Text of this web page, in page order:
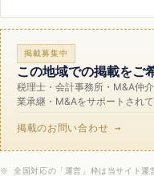
掲載募集中
この地域での掲載をご
税理士・会計事務所・M&A仲
業承継・M&Aをサポートされ
掲載のお問い合わせ →
※ 全国対応の「運営」枠は当サイト